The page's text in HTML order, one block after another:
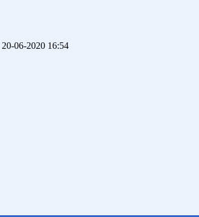
20-06-2020 16:54